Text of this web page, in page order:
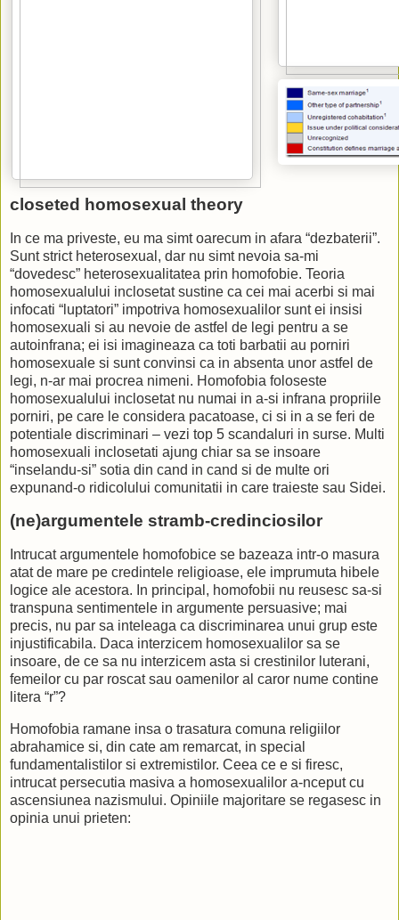
closeted homosexual theory
In ce ma priveste, eu ma simt oarecum in afara “dezbaterii”.
Sunt strict heterosexual, dar nu simt nevoia sa-mi
“dovedesc” heterosexualitatea prin homofobie. Teoria
homosexualului inclosetat sustine ca cei mai acerbi si mai
infocati “luptatori” impotriva homosexualilor sunt ei insisi
homosexuali si au nevoie de astfel de legi pentru a se
autoinfrana; ei isi imagineaza ca toti barbatii au porniri
homosexuale si sunt convinsi ca in absenta unor astfel de
legi, n-ar mai procrea nimeni. Homofobia foloseste
homosexualului inclosetat nu numai in a-si infrana propriile
porniri, pe care le considera pacatoase, ci si in a se feri de
potentiale discriminari – vezi top 5 scandaluri in surse. Multi
homosexuali inclosetati ajung chiar sa se insoare
“inselandu-si” sotia din cand in cand si de multe ori
expunand-o ridicolului comunitatii in care traieste sau Sidei.
(ne)argumentele stramb-credinciosilor
Intrucat argumentele homofobice se bazeaza intr-o masura
atat de mare pe credintele religioase, ele imprumuta hibele
logice ale acestora. In principal, homofobii nu reusesc sa-si
transpuna sentimentele in argumente persuasive; mai
precis, nu par sa inteleaga ca discriminarea unui grup este
injustificabila. Daca interzicem homosexualilor sa se
insoare, de ce sa nu interzicem asta si crestinilor luterani,
femeilor cu par roscat sau oamenilor al caror nume contine
litera “r”?
Homofobia ramane insa o trasatura comuna religiilor
abrahamice si, din cate am remarcat, in special
fundamentalistilor si extremistilor. Ceea ce e si firesc,
intrucat persecutia masiva a homosexualilor a-nceput cu
ascensiunea nazismului. Opiniile majoritare se regasesc in
opinia unui prieten: